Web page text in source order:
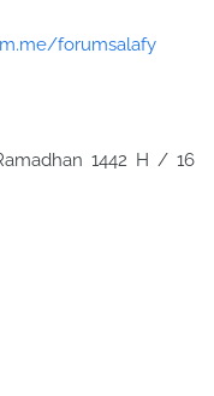
forumsalafy
1442 H / 16